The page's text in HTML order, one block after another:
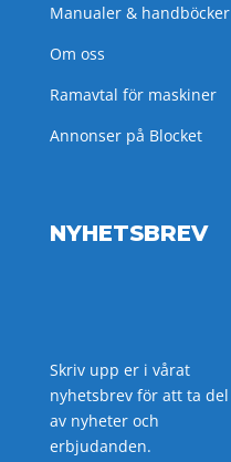
Manualer & handböcker
Om oss
Ramavtal för maskiner
Annonser på Blocket
NYHETSBREV
Skriv upp er i vårat
nyhetsbrev för att ta del
av nyheter och
erbjudanden.